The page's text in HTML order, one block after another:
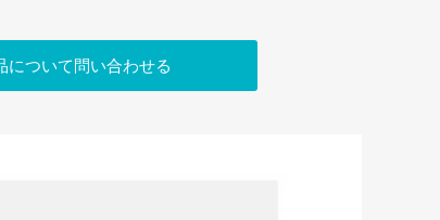
について問い合わせる